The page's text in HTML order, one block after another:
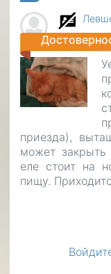
приезда),
может
еле стоит на
пищу.